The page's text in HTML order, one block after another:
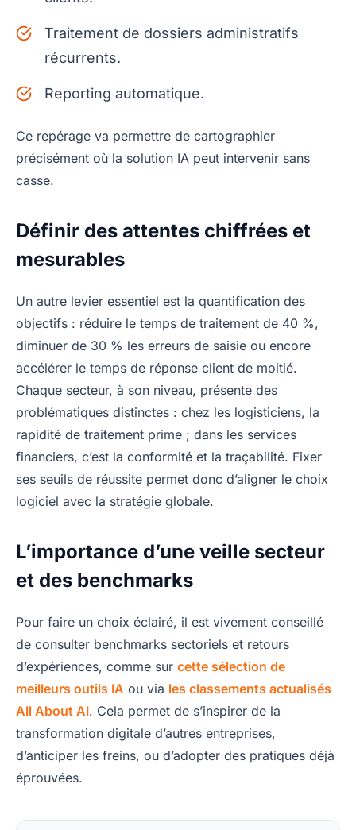
Traitement de dossiers administratifs
récurrents.
Reporting automatique.
Ce repérage va permettre de cartographier
précisément où la solution IA peut intervenir sans
casse.
Définir des attentes chiffrées et
mesurables
Un autre levier essentiel est la quantification des
objectifs : réduire le temps de traitement de 40 %,
diminuer de 30 % les erreurs de saisie ou encore
accélérer le temps de réponse client de moitié.
Chaque secteur, à son niveau, présente des
problématiques distinctes : chez les logisticiens, la
rapidité de traitement prime ; dans les services
financiers, c’est la conformité et la traçabilité. Fixer
ses seuils de réussite permet donc d’aligner le choix
logiciel avec la stratégie globale.
L’importance d’une veille secteur
et des benchmarks
Pour faire un choix éclairé, il est vivement conseillé
de consulter benchmarks sectoriels et retours
d’expériences, comme sur cette sélection de
meilleurs outils IA ou via les classements actualisés
All About AI. Cela permet de s’inspirer de la
transformation digitale d’autres entreprises,
d’anticiper les freins, ou d’adopter des pratiques déjà
éprouvées.